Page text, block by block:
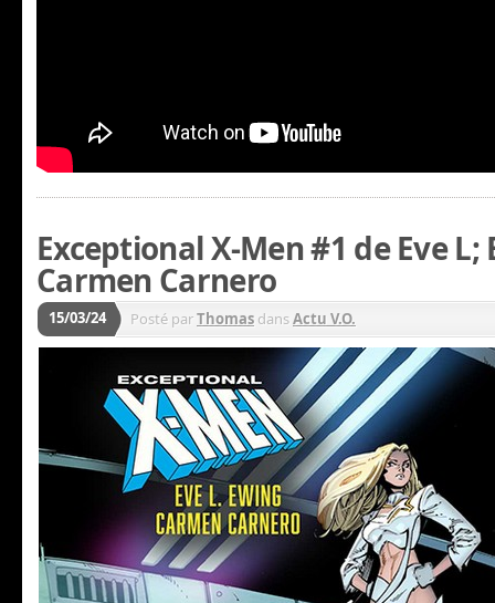
Exceptional X-Men #1 de Eve L;
Carmen Carnero
15/03/24 Posté parThomas dansActu V.O.